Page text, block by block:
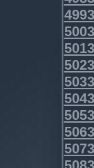
4993
5003
5013
5023
5033
5043
5053
5063
5073